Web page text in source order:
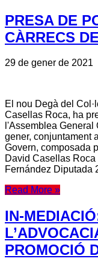
PRESA DE
CÀRRECS
29 de gener de 2021
El nou Degà del
Casellas Roca, ha
l'Assemblea
gener, conjuntament
Govern, composada
David Casellas Roca
Fernández Diputada
Read More »
IN-
PROMOCIÓ